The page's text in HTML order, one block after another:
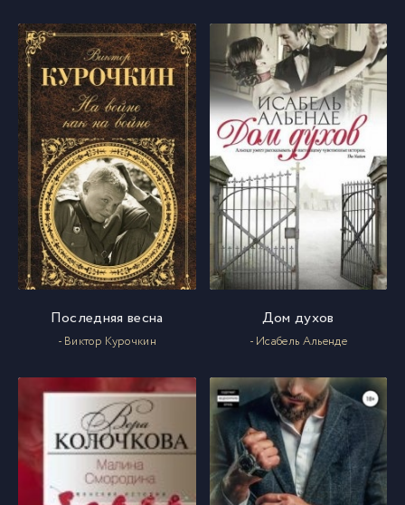
Последняя весна
- Виктор Курочкин
Дом духов
- Исабель Альенде